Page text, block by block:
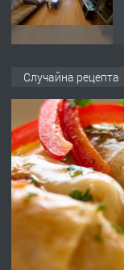
ПРЕДЛАГА
Случайна рецепта